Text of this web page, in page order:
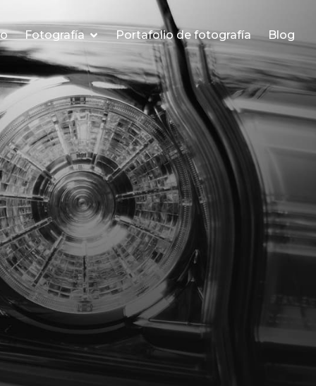
Fotografía Portafolio de fotografía Blog